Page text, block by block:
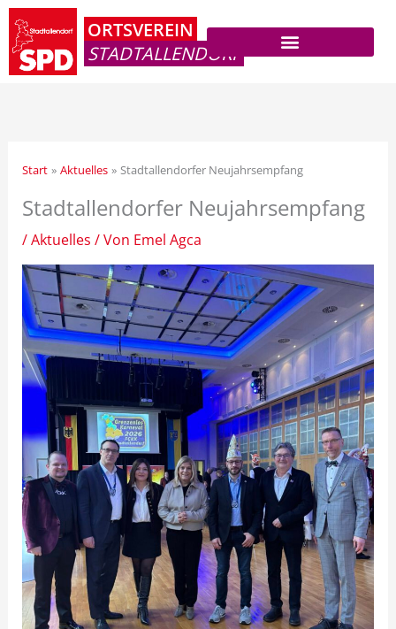
Zum
Inhalt
springen
ORTSVEREIN
STADTALLENDORF
Start Aktuelles Stadtallendorfer Neujahrsempfang
Stadtallendorfer Neujahrsempfang
/Aktuelles / Von Emel Agca